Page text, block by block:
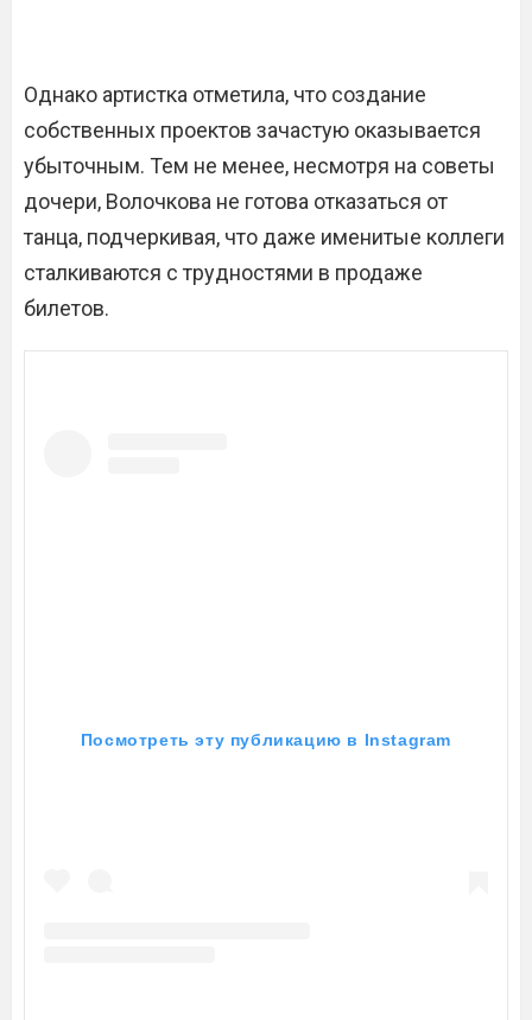
Однако артистка отметила, что создание
собственных проектов зачастую оказывается
убыточным. Тем не менее, несмотря на советы
дочери, Волочкова не готова отказаться от
танца, подчеркивая, что даже именитые коллеги
сталкиваются с трудностями в продаже
билетов.
Посмотреть эту публикацию в Instagram